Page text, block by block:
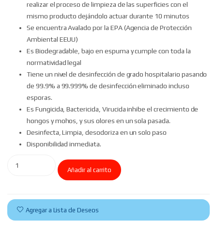
realizar el proceso de limpieza de las superficies con el
mismo producto dejándolo actuar durante 10 minutos
Se encuentra Avalado por la EPA (Agencia de Protección
Ambiental EEUU)
Es Biodegradable, bajo en espuma y cumple con toda la
normatividad legal
Tiene un nivel de desinfección de grado hospitalario pasando
de 99.9% a 99.999% de desinfección eliminado incluso
esporas.
Es Fungicida, Bactericida, Virucida inhibe el crecimiento de
hongos y mohos, y sus olores en un sola pasada.
Desinfecta, Limpia, desodoriza en un solo paso
Disponibilidad inmediata.
Añadir al carrito
Agregar a Lista de Deseos